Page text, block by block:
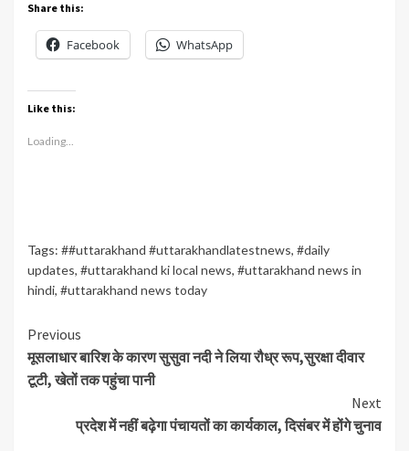
Share this:
Facebook WhatsApp
Like this:
Loading...
Tags: ##uttarakhand #uttarakhandlatestnews, #daily
updates, #uttarakhand ki local news, #uttarakhand news in
hindi, #uttarakhand news today
Continue
Reading
Previous
मूसलाधार बारिश के कारण सुसुवा नदी ने लिया रौध्र रूप,सुरक्षा दीवार
टूटी, खेतों तक पहुंचा पानी
Next
प्रदेश में नहीं बढ़ेगा पंचायतों का कार्यकाल, दिसंबर में होंगे चुनाव